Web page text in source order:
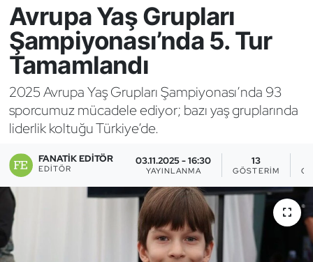
Avrupa Yaş Grupları
Şampiyonası’nda 5. Tur
Tamamlandı
2025 Avrupa Yaş Grupları Şampiyonası’nda 93
sporcumuz mücadele ediyor; bazı yaş gruplarında
liderlik koltuğu Türkiye’de.
FANATIK EDITÖR
EDITÖR
03.11.2025 - 16:30
YAYINLANMA
13
GÖSTERIM
Binicilik
Bisiklet
Bocce Bowling Dart
Boks
Briç
Buz Hokeyi